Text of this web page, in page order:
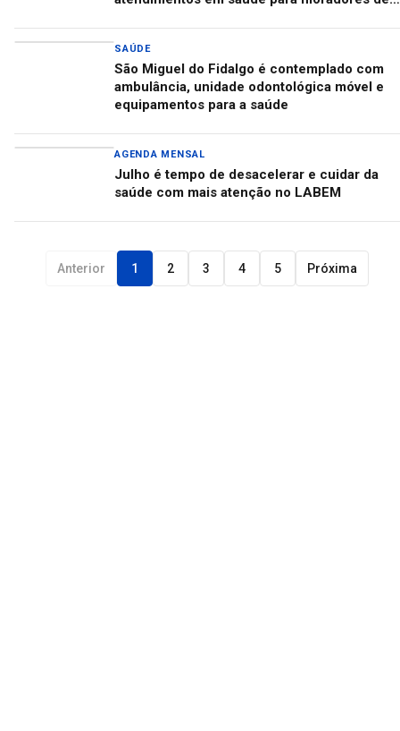
SAÚDE
São Miguel do Fidalgo é contemplado com
ambulância, unidade odontológica móvel e
equipamentos para a saúde
AGENDA MENSAL
Julho é tempo de desacelerar e cuidar da
saúde com mais atenção no LABEM
Anterior 1 2 3 4 5 Próxima